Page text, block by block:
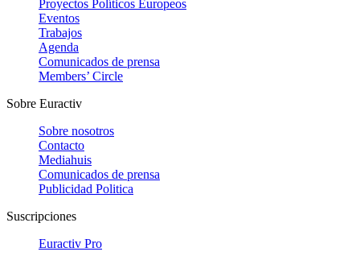
Proyectos Políticos Europeos
Eventos
Trabajos
Agenda
Comunicados de prensa
Members’ Circle
Sobre Euractiv
Sobre nosotros
Contacto
Mediahuis
Comunicados de prensa
Publicidad Politica
Suscripciones
Euractiv Pro